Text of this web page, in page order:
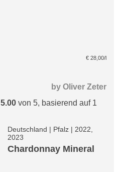
€ 28,00/l
byOliver Zeter
5.00von 5, basierend auf 1
Deutschland | Pfalz | 2022,
2023
Chardonnay Mineral